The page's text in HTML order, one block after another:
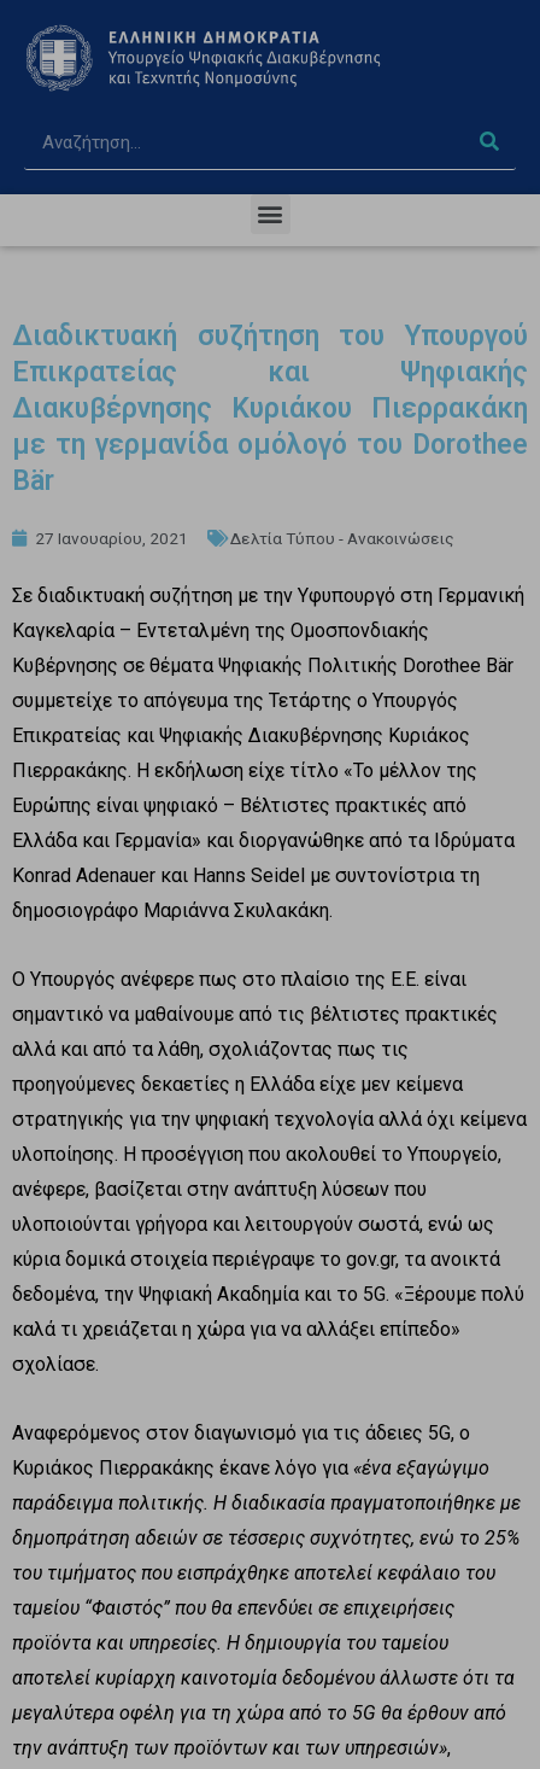
Διαδικτυακή συζήτηση του Υπουργού
Επικρατείας και Ψηφιακής
Διακυβέρνησης Κυριάκου Πιερρακάκη
με τη γερμανίδα ομόλογό του Dorothee
Bär
27 Ιανουαρίου, 2021 Δελτία Τύπου - Ανακοινώσεις
Σε διαδικτυακή συζήτηση με την Υφυπουργό στη Γερμανική
Καγκελαρία – Εντεταλμένη της Ομοσπονδιακής
Κυβέρνησης σε θέματα Ψηφιακής Πολιτικής Dorothee Bär
συμμετείχε το απόγευμα της Τετάρτης ο Υπουργός
Επικρατείας και Ψηφιακής Διακυβέρνησης Κυριάκος
Πιερρακάκης. Η εκδήλωση είχε τίτλο «Το μέλλον της
Ευρώπης είναι ψηφιακό – Βέλτιστες πρακτικές από
Ελλάδα και Γερμανία» και διοργανώθηκε από τα Ιδρύματα
Konrad Adenauer και Hanns Seidel με συντονίστρια τη
δημοσιογράφο Μαριάννα Σκυλακάκη.
Ο Υπουργός ανέφερε πως στο πλαίσιο της Ε.Ε. είναι
σημαντικό να μαθαίνουμε από τις βέλτιστες πρακτικές
αλλά και από τα λάθη, σχολιάζοντας πως τις
προηγούμενες δεκαετίες η Ελλάδα είχε μεν κείμενα
στρατηγικής για την ψηφιακή τεχνολογία αλλά όχι κείμενα
υλοποίησης. Η προσέγγιση που ακολουθεί το Υπουργείο,
ανέφερε, βασίζεται στην ανάπτυξη λύσεων που
υλοποιούνται γρήγορα και λειτουργούν σωστά, ενώ ως
κύρια δομικά στοιχεία περιέγραψε το gov.gr, τα ανοικτά
δεδομένα, την Ψηφιακή Ακαδημία και το 5G. «Ξέρουμε πολύ
καλά τι χρειάζεται η χώρα για να αλλάξει επίπεδο»
σχολίασε.
Αναφερόμενος στον διαγωνισμό για τις άδειες 5G, ο
Κυριάκος Πιερρακάκης έκανε λόγο για «ένα εξαγώγιμο
παράδειγμα πολιτικής. Η διαδικασία πραγματοποιήθηκε με
δημοπράτηση αδειών σε τέσσερις συχνότητες, ενώ το 25%
του τιμήματος που εισπράχθηκε αποτελεί κεφάλαιο του
ταμείου “Φαιστός” που θα επενδύει σε επιχειρήσεις
προϊόντα και υπηρεσίες. Η δημιουργία του ταμείου
αποτελεί κυρίαρχη καινοτομία δεδομένου άλλωστε ότι τα
μεγαλύτερα οφέλη για τη χώρα από το 5G θα έρθουν από
την ανάπτυξη των προϊόντων και των υπηρεσιών»,